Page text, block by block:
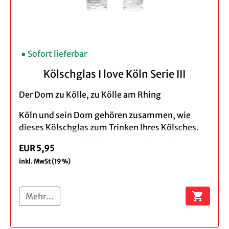
● Sofort lieferbar
Kölschglas I love Köln Serie III
Der Dom zu Kölle, zu Kölle am Rhing
Köln und sein Dom gehören zusammen, wie
dieses Kölschglas zum Trinken Ihres Kölsches.
Kölschstange halten Sie das Wahrzeichen von
Köln mit jedem Schluck Kölsch in der Hand und
Produktbeschreibung:
EUR 5,95
inkl. MwSt (19 %)
Mehr... shopping_cart